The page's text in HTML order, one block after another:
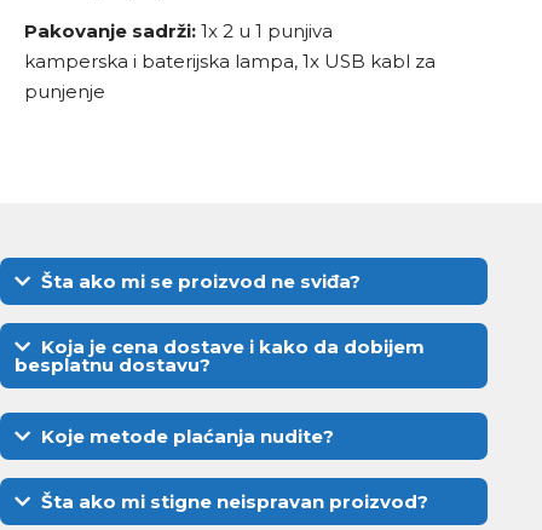
Pakovanje sadrži: 1x 2 u 1 punjiva
kamperska i baterijska lampa, 1x USB kabl za
punjenje
Šta ako mi se proizvod ne sviđa?
Koja je cena dostave i kako da dobijem
besplatnu dostavu?
Koje metode plaćanja nudite?
Šta ako mi stigne neispravan proizvod?